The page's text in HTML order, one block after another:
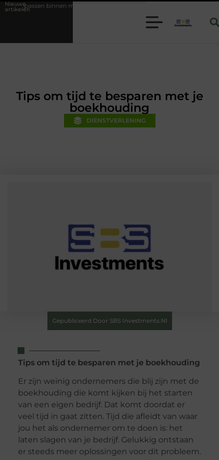
Nieuwe
artikelenfolie techniek
Tips om tijd te besparen met je
boekhouding
DIENSTVERLENING
Gepubliceerd Door SBS Investments.nl
Tips om tijd te besparen met je boekhouding
Er zijn weinig ondernemers die blij zijn met de
boekhouding die komt kijken bij het starten
van een eigen bedrijf. Dat komt doordat er
veel tijd in gaat zitten. Tijd die afleidt van waar
jou het als ondernemer om te doen is: het
laten slagen van je bedrijf. Gelukkig ontstaan
er steeds meer oplossingen voor dit probleem.